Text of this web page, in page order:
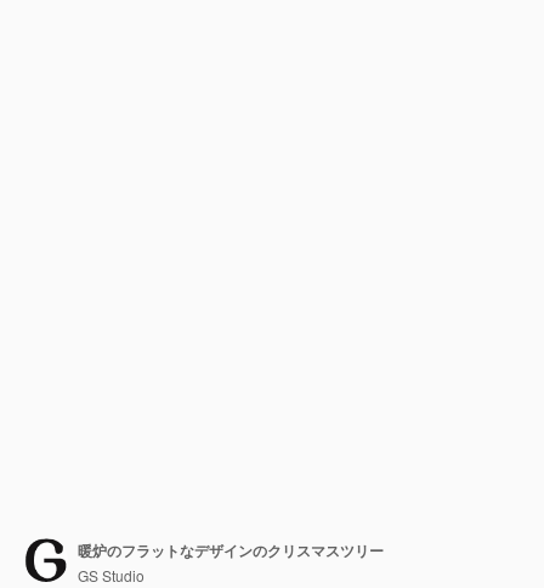
暖炉のフラットなデザインのクリスマスツリー
GS Studio